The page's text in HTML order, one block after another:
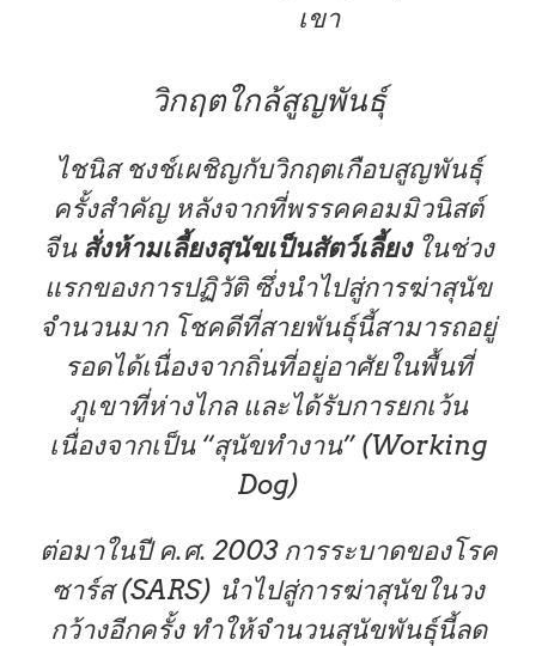
เขา
วิกฤตใกล้สูญพันธุ์
ไชนิส ชงช์เผชิญกับวิกฤตเกือบสูญพันธุ์
ครั้งสำคัญ หลังจากที่พรรคคอมมิวนิสต์
จีน สั่งห้ามเลี้ยงสุนัขเป็นสัตว์เลี้ยงในช่วง
แรกของการปฏิวัติ ซึ่งนำไปสู่การฆ่าสุนัข
จำนวนมาก โชคดีที่สายพันธุ์นี้สามารถอยู่
รอดได้เนื่องจากถิ่นที่อยู่อาศัยในพื้นที่
ภูเขาที่ห่างไกล และได้รับการยกเว้น
เนื่องจากเป็น “สุนัขทำงาน” (Working
Dog)
ต่อมาในปี ค.ศ. 2003 การระบาดของโรค
ซาร์ส (SARS) นำไปสู่การฆ่าสุนัขในวง
กว้างอีกครั้ง ทำให้จำนวนสุนัขพันธุ์นี้ลด